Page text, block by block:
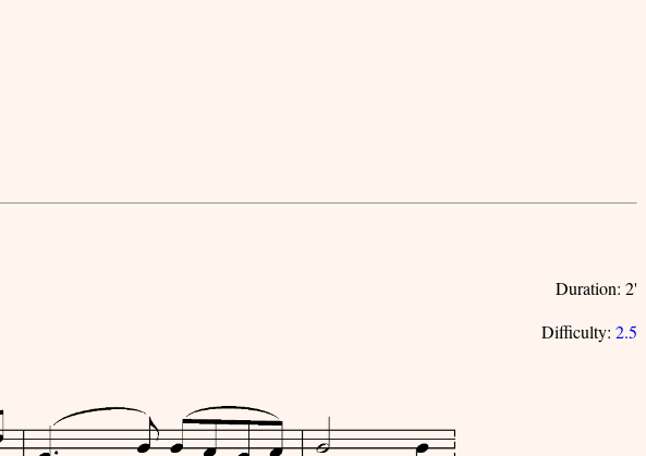
Duration: 2'
Difficulty: 2.5